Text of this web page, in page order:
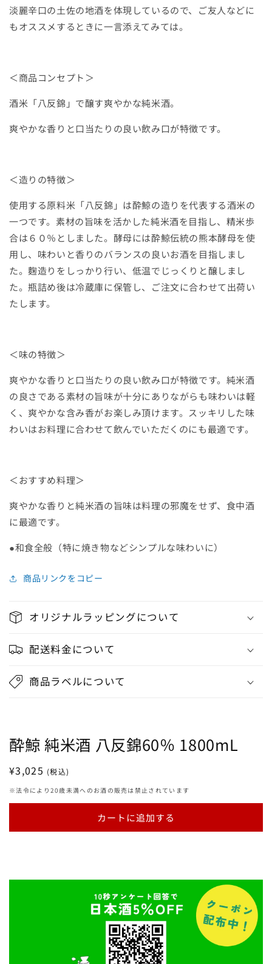
淡麗辛口の土佐の地酒を体現しているので、ご友人などに
もオススメするときに一言添えてみては。
＜商品コンセプト＞
酒米「八反錦」で醸す爽やかな純米酒。
爽やかな香りと口当たりの良い飲み口が特徴です。
＜造りの特徴＞
使用する原料米「八反錦」は酔鯨の造りを代表する酒米の
一つです。素材の旨味を活かした純米酒を目指し、精米歩
合は６０％としました。酵母には酔鯨伝統の熊本酵母を使
用し、味わいと香りのバランスの良いお酒を目指しまし
た。麴造りをしっかり行い、低温でじっくりと醸しまし
た。瓶詰め後は冷蔵庫に保管し、ご注文に合わせて出荷い
たします。
＜味の特徴＞
爽やかな香りと口当たりの良い飲み口が特徴です。純米酒
の良さである素材の旨味が十分にありながらも味わいは軽
く、爽やかな含み香がお楽しみ頂けます。スッキリした味
わいはお料理に合わせて飲んでいただくのにも最適です。
＜おすすめ料理＞
爽やかな香りと純米酒の旨味は料理の邪魔をせず、食中酒
に最適です。
●和食全般（特に焼き物などシンプルな味わいに）
商品リンクをコピー
オリジナルラッピングについて
配送料金について
商品ラベルについて
酔鯨 純米酒 八反錦60％ 1800mL
通
常
価
¥3,025 (税込)
※法令により20歳未満へのお酒の販売は禁止されています
カートに追加する